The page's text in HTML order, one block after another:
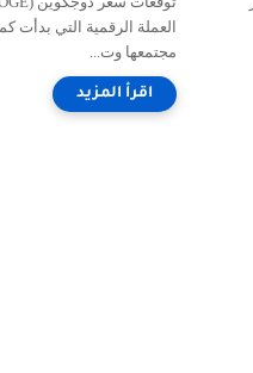
العملة الرقمية التي
مجتمعها وت...